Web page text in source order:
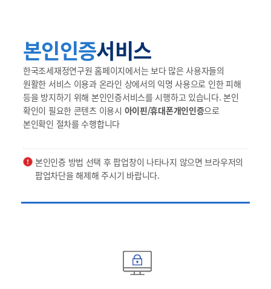
본인인증서비스
한국조세재정연구원 홈페이지에서는 보다 많은 사용자들의
원활한 서비스 이용과 온라인 상에서의 익명 사용으로 인한 피해
등을 방지하기 위해 본인인증서비스를 시행하고 있습니다. 본인
확인이 필요한 콘텐츠 이용시 아이핀/휴대폰개인인증으로
본인확인 절차를 수행합니다
본인인증 방법 선택 후 팝업창이 나타나지 않으면 브라우저의
팝업차단을 해제해 주시기 바랍니다.